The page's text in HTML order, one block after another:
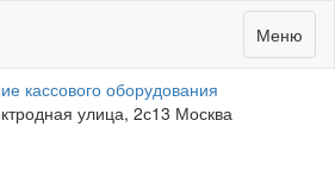
Меню
кассового оборудования
улица, 2с13 Москва